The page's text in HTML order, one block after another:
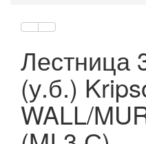
Лестница
(у.б.)
WALL/